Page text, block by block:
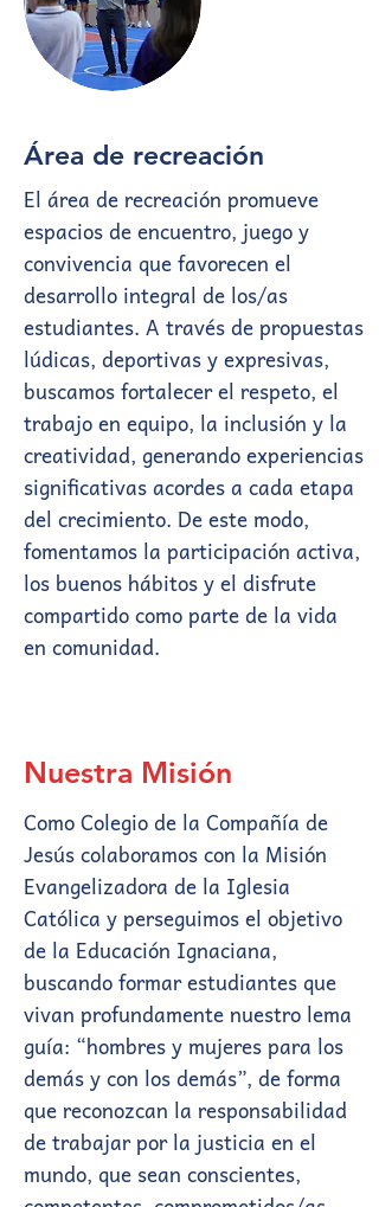
Área de recreación
El área de recreación promueve
espacios de encuentro, juego y
convivencia que favorecen el
desarrollo integral de los/as
estudiantes. A través de propuestas
lúdicas, deportivas y expresivas,
buscamos fortalecer el respeto, el
trabajo en equipo, la inclusión y la
creatividad, generando experiencias
significativas acordes a cada etapa
del crecimiento. De este modo,
fomentamos la participación activa,
los buenos hábitos y el disfrute
compartido como parte de la vida
en comunidad.
Nuestra Misión
Como Colegio de la Compañía de
Jesús colaboramos con la Misión
Evangelizadora de la Iglesia
Católica y perseguimos el objetivo
de la Educación Ignaciana,
buscando formar estudiantes que
vivan profundamente nuestro lema
guía: “hombres y mujeres para los
demás y con los demás”, de forma
que reconozcan la responsabilidad
de trabajar por la justicia en el
mundo, que sean conscientes,